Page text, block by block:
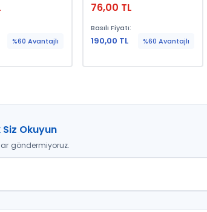
%60 Avantajlı
76,00 TL
Basılı Fiyatı:
190,00 TL %60 Avantajlı
Okuyun
göndermiyoruz.